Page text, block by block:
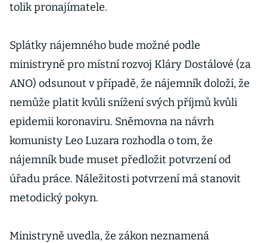
tolik pronajímatele.
Splátky nájemného bude možné podle
ministryně pro místní rozvoj Kláry Dostálové (za
ANO) odsunout v případě, že nájemník doloží, že
nemůže platit kvůli snížení svých příjmů kvůli
epidemii koronaviru. Sněmovna na návrh
komunisty Leo Luzara rozhodla o tom, že
nájemník bude muset předložit potvrzení od
úřadu práce. Náležitosti potvrzení má stanovit
metodický pokyn.
Ministryně uvedla, že zákon neznamená